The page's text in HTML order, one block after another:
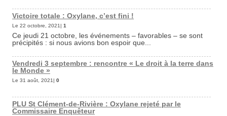
Victoire totale : Oxylane, c’est fini !
Le 22 octobre, 2021| 1
Ce jeudi 21 octobre, les événements – favorables – se sont
précipités : si nous avions bon espoir que...
Vendredi 3 septembre : rencontre « Le droit à la terre dans
le Monde »
Le 31 août, 2021| 0
PLU St Clément-de-Rivière : Oxylane rejeté par le
Commissaire Enquêteur